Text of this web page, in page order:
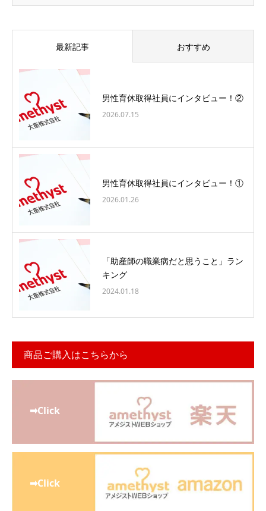
最新記事 おすすめ
男性育休取得社員にインタビュー！②
2026.07.15
男性育休取得社員にインタビュー！①
2026.01.26
「助産師の職業病だと思うこと」ラン
キング
2024.01.18
商品ご購入はこちらから
➡Click
➡Click